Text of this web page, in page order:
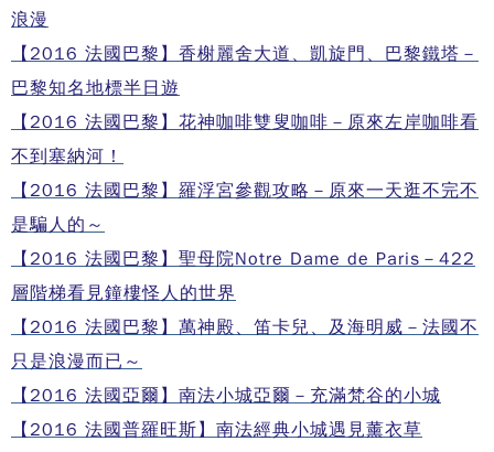
浪漫
【2016 法國巴黎】香榭麗舍大道、凱旋門、巴黎鐵塔－
巴黎知名地標半日遊
【2016 法國巴黎】花神咖啡雙叟咖啡－原來左岸咖啡看
不到塞納河！
【2016 法國巴黎】羅浮宮參觀攻略－原來一天逛不完不
是騙人的～
【2016 法國巴黎】聖母院Notre Dame de Paris－422
層階梯看見鐘樓怪人的世界
【2016 法國巴黎】萬神殿、笛卡兒、及海明威－法國不
只是浪漫而已～
【2016 法國亞爾】南法小城亞爾－充滿梵谷的小城
【2016 法國普羅旺斯】南法經典小城遇見薰衣草